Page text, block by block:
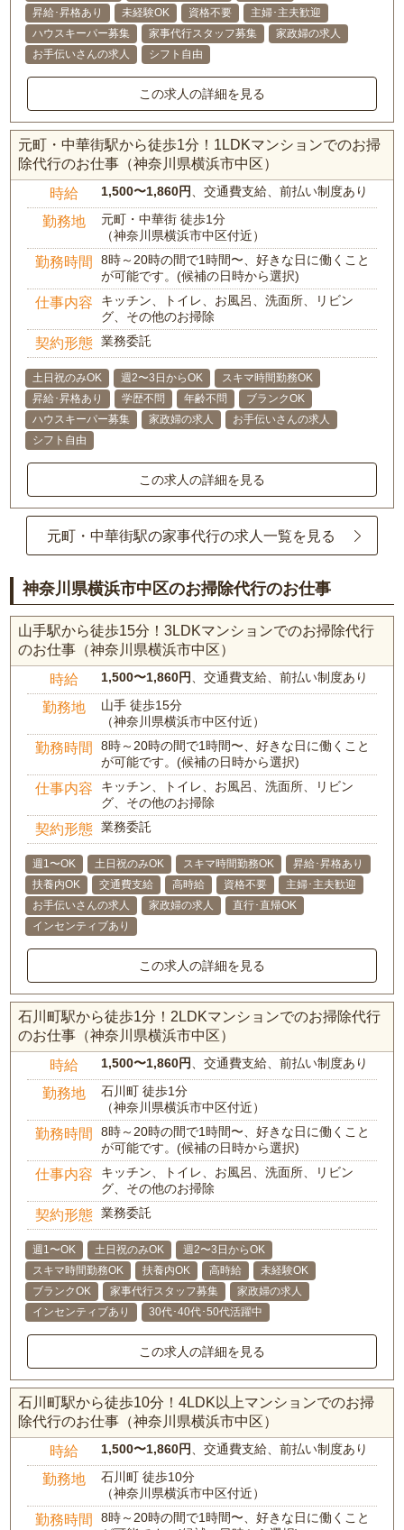
昇給･昇格あり
未経験OK 資格不要
主婦･主夫歓迎
ハウスキーパー募集
家事代行スタッフ募集
家政婦の求人
お手伝いさんの求人
シフト自由
この求人の詳細を見る
元町・中華街駅から徒歩1分！1LDKマンションでのお掃
除代行のお仕事（神奈川県横浜市中区）
時給 1,500〜1,860円、交通費支給、前払い制度あり
勤務地
元町・中華街 徒歩1分
（神奈川県横浜市中区付近）
勤務時間
8時～20時の間で1時間〜、好きな日に働くこと
が可能です。(候補の日時から選択)
仕事内容
キッチン、トイレ、お風呂、洗面所、リビン
グ、その他のお掃除
契約形態 業務委託
土日祝のみOK 週2〜3日からOK
スキマ時間勤務OK
昇給･昇格あり
学歴不問 年齢不問
ブランクOK
ハウスキーパー募集
家政婦の求人
お手伝いさんの求人
シフト自由
この求人の詳細を見る
元町・中華街駅の家事代行の求人一覧を見る
神奈川県横浜市中区のお掃除代行のお仕事
山手駅から徒歩15分！3LDKマンションでのお掃除代行
のお仕事（神奈川県横浜市中区）
時給 1,500〜1,860円 、交通費支給、前払い制度あり
勤務地
山手 徒歩15分
（神奈川県横浜市中区付近）
勤務時間
8時～20時の間で1時間〜、好きな日に働くこと
が可能です。(候補の日時から選択)
仕事内容
キッチン、トイレ、お風呂、洗面所、リビン
グ、その他のお掃除
契約形態 業務委託
週1〜OK 土日祝のみOK スキマ時間勤務OK
昇給･昇格あり
扶養内OK
交通費支給 高時給 資格不要
主婦･主夫歓迎
お手伝いさんの求人
家政婦の求人
直行･直帰OK
インセンティブあり
この求人の詳細を見る
石川町駅から徒歩1分！2LDKマンションでのお掃除代行
のお仕事（神奈川県横浜市中区）
時給 1,500〜1,860円 、交通費支給、前払い制度あり
勤務地
石川町 徒歩1分
（神奈川県横浜市中区付近）
勤務時間
8時～20時の間で1時間〜、好きな日に働くこと
が可能です。(候補の日時から選択)
仕事内容
キッチン、トイレ、お風呂、洗面所、リビン
グ、その他のお掃除
契約形態 業務委託
週1〜OK 土日祝のみOK
週2〜3日からOK
スキマ時間勤務OK
扶養内OK 高時給
未経験OK
ブランクOK
家事代行スタッフ募集
家政婦の求人
インセンティブあり
30代･40代･50代活躍中
この求人の詳細を見る
石川町駅から徒歩10分！4LDK以上マンションでのお掃
除代行のお仕事（神奈川県横浜市中区）
時給 1,500〜1,860円 、交通費支給、前払い制度あり
勤務地
石川町 徒歩10分
（神奈川県横浜市中区付近）
勤務時間
8時～20時の間で1時間〜、好きな日に働くこと